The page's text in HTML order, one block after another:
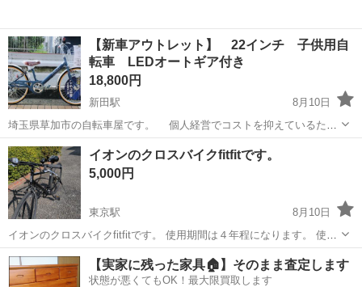
【新車アウトレット】 22インチ 子供用自
転車 LEDオートギア付き
18,800円
新田駅
8月10日
埼玉県草加市の自転車屋です。 個人経営でコストを抑えているた
め、 修理は量販店より大幅に安く 一般車も同じ価格帯ならより良
いものを意識して販売しています。 ※値下げ不可 値下げ交渉メール
は返信しません ※...
埼玉 草加市 量販店
イオンのクロスバイクfitfitです。
5,000円
東京駅
8月10日
イオンのクロスバイクfitfitです。 使用期間は４年程になります。 使用
に伴う小キズなどあります。 後輪は交換をおすすめします。 通学や通
勤にいかがでしょうか？ 代理出品になります。
埼玉 さいたま市 東京駅 クロスバイク
【実家に残った家具🏠】そのまま査定します
状態が悪くてもOK！最大限買取します